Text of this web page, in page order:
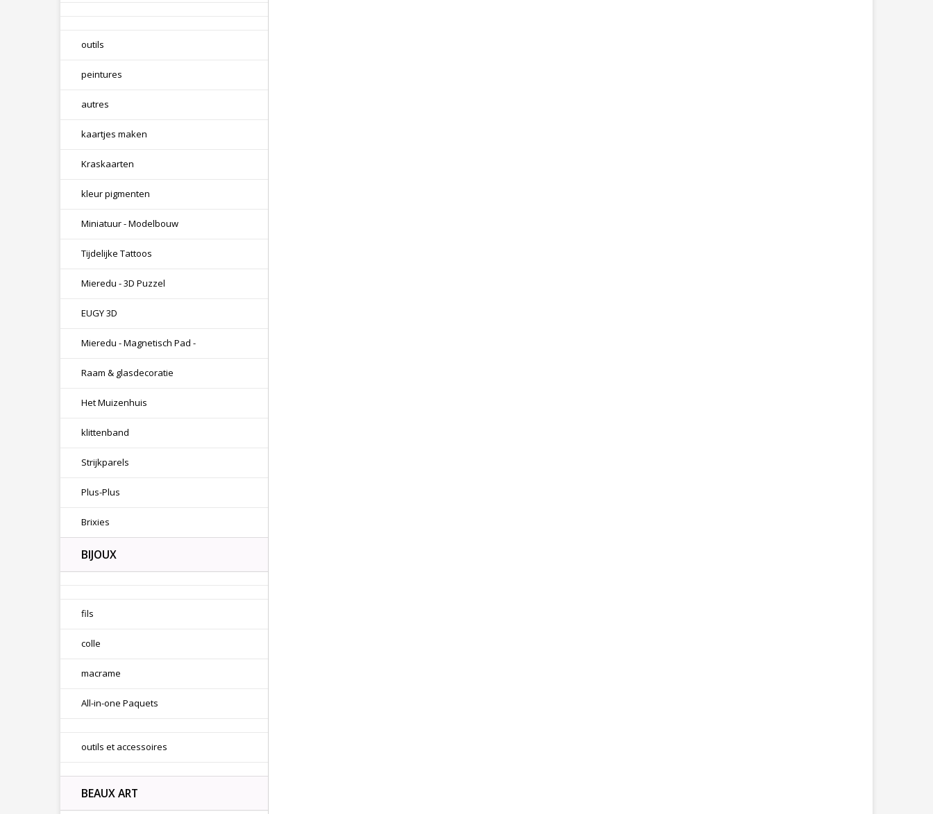
outils
peintures
autres
kaartjes maken
Kraskaarten
kleur pigmenten
Miniatuur - Modelbouw
Tijdelijke Tattoos
Mieredu - 3D Puzzel
EUGY 3D
Mieredu - Magnetisch Pad -
Raam & glasdecoratie
Het Muizenhuis
klittenband
Strijkparels
Plus-Plus
Brixies
BIJOUX
fils
colle
macrame
All-in-one Paquets
outils et accessoires
BEAUX ART